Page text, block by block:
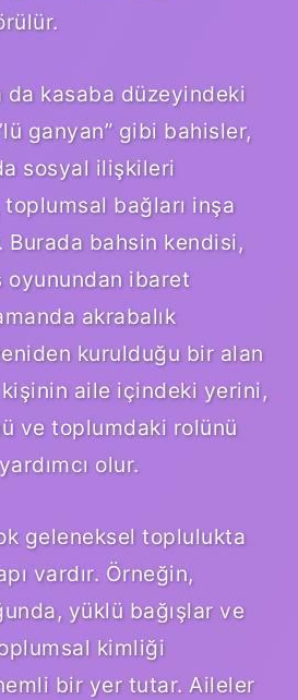
da kasaba düzeyindeki
ganyan” gibi bahisler,
sosyal ilişkileri
bağları inşa
Burada bahsin kendisi,
oyunundan ibaret
akrabalık
kurulduğu bir alan
aile içindeki yerini,
ve toplumdaki rolünü
olur.
geleneksel toplulukta
vardır. Örneğin,
yüklü bağışlar ve
kimliği
bir yer tutar. Aileler